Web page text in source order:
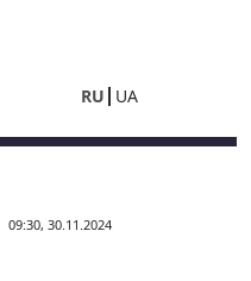
RU UA
09:30, 30.11.2024